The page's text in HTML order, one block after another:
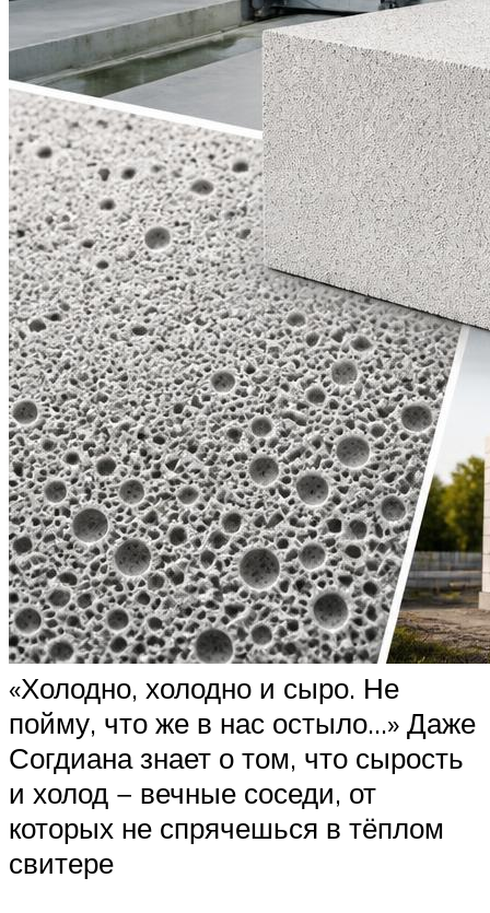
«Холодно, холодно и сыро. Не
пойму, что же в нас остыло…» Даже
Согдиана знает о том, что сырость
и холод − вечные соседи, от
которых не спрячешься в тёплом
свитере